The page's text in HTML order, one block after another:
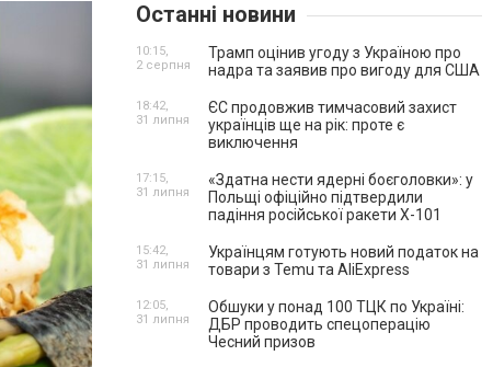
Останні новини
Трамп оцінив угоду з Україною про
надра та заявив про вигоду для США
10:15,
2 серпня
ЄС продовжив тимчасовий захист
українців ще на рік: проте є
виключення
18:42,
31 липня
«Здатна нести ядерні боєголовки»: у
Польщі офіційно підтвердили
падіння російської ракети Х-101
17:15,
31 липня
Українцям готують новий податок на
товари з Temu та AliExpress
15:42,
31 липня
Обшуки у понад 100 ТЦК по Україні:
ДБР проводить спецоперацію
Чесний призов
12:05,
31 липня